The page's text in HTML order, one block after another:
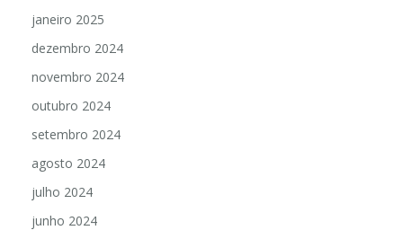
janeiro 2025
dezembro 2024
novembro 2024
outubro 2024
setembro 2024
agosto 2024
julho 2024
junho 2024